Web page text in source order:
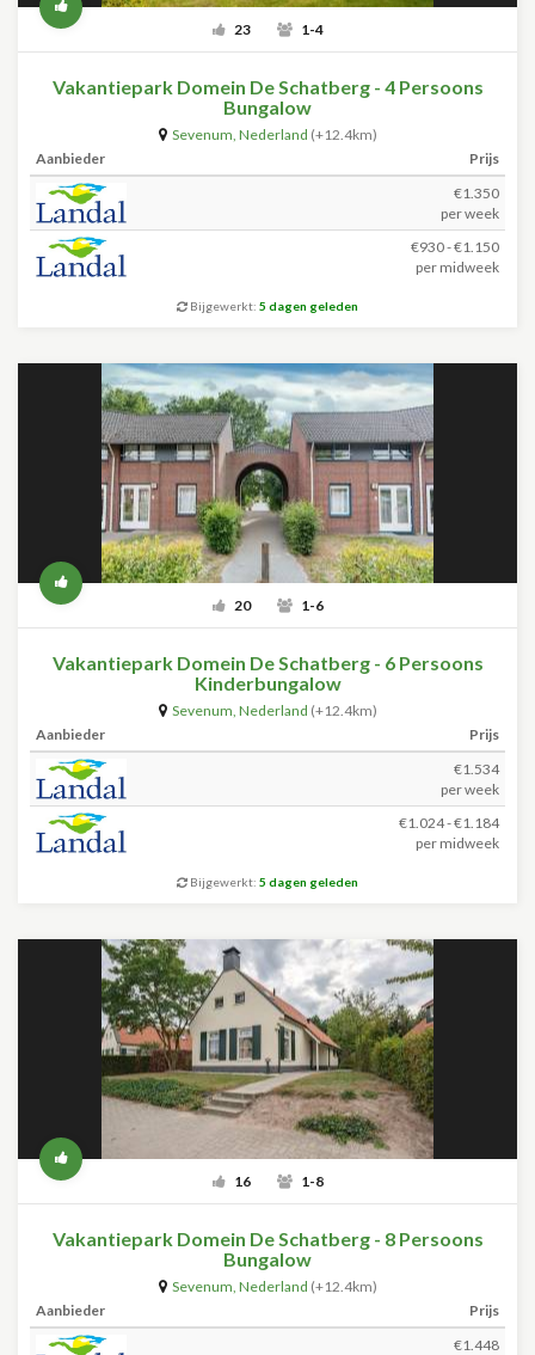
23 1-4
Vakantiepark Domein De Schatberg - 4 Persoons
Bungalow
Sevenum, Nederland (+12.4km)
Aanbieder
Prijs
€1.350
per week
€930 - €1.150
per midweek
Bijgewerkt: 5 dagen geleden
20 1-6
Vakantiepark Domein De Schatberg - 6 Persoons
Kinderbungalow
Sevenum, Nederland (+12.4km)
Aanbieder
Prijs
€1.534
per week
€1.024 - €1.184
per midweek
Bijgewerkt: 5 dagen geleden
16 1-8
Vakantiepark Domein De Schatberg - 8 Persoons
Bungalow
Sevenum, Nederland (+12.4km)
Aanbieder
Prijs
€1.448